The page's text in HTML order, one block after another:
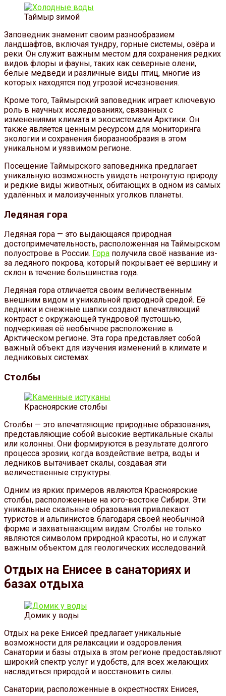
Таймыр зимой
Заповедник знаменит своим разнообразием
ландшафтов, включая тундру, горные системы, озёра и
реки. Он служит важным местом для сохранения редких
видов флоры и фауны, таких как северные олени,
белые медведи и различные виды птиц, многие из
которых находятся под угрозой исчезновения.
Кроме того, Таймырский заповедник играет ключевую
роль в научных исследованиях, связанных с
изменениями климата и экосистемами Арктики. Он
также является ценным ресурсом для мониторинга
экологии и сохранения биоразнообразия в этом
уникальном и уязвимом регионе.
Посещение Таймырского заповедника предлагает
уникальную возможность увидеть нетронутую природу
и редкие виды животных, обитающих в одном из самых
удалённых и малоизученных уголков планеты.
Ледяная гора
Ледяная гора — это выдающаяся природная
достопримечательность, расположенная на Таймырском
полуострове в России. Гора получила своё название из-
за ледяного покрова, который покрывает её вершину и
склон в течение большинства года.
Ледяная гора отличается своим величественным
внешним видом и уникальной природной средой. Её
ледники и снежные шапки создают впечатляющий
контраст с окружающей тундровой пустошью,
подчеркивая её необычное расположение в
Арктическом регионе. Эта гора представляет собой
важный объект для изучения изменений в климате и
ледниковых системах.
Столбы
Красноярские столбы
Столбы — это впечатляющие природные образования,
представляющие собой высокие вертикальные скалы
или колонны. Они формируются в результате долгого
процесса эрозии, когда воздействие ветра, воды и
ледников вытачивает скалы, создавая эти
величественные структуры.
Одним из ярких примеров являются Красноярские
столбы, расположенные на юго-востоке Сибири. Эти
уникальные скальные образования привлекают
туристов и альпинистов благодаря своей необычной
форме и захватывающим видам. Столбы не только
являются символом природной красоты, но и служат
важным объектом для геологических исследований.
Отдых на Енисее в санаториях и
базах отдыха
Домик у воды
Отдых на реке Енисей предлагает уникальные
возможности для релаксации и оздоровления.
Санатории и базы отдыха в этом регионе предоставляют
широкий спектр услуг и удобств, для всех желающих
насладиться природой и восстановить силы.
Санатории, расположенные в окрестностях Енисея,